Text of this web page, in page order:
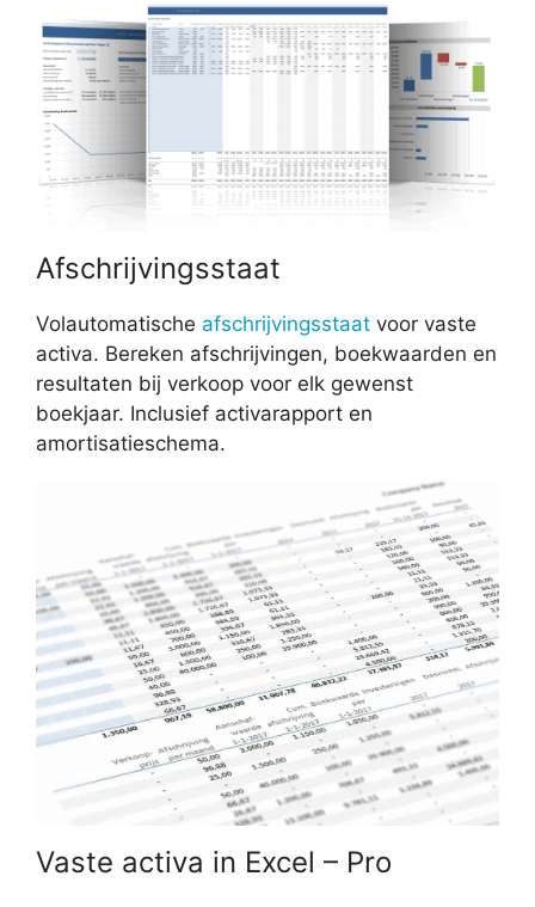
Afschrijvingsstaat
Volautomatische afschrijvingsstaat voor vaste
activa. Bereken afschrijvingen, boekwaarden en
resultaten bij verkoop voor elk gewenst
boekjaar. Inclusief activarapport en
amortisatieschema.
Vaste activa in Excel – Pro